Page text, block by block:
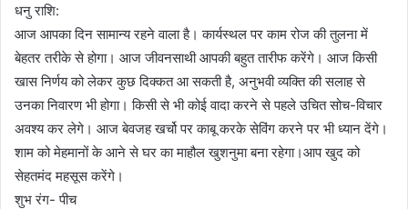
धनु राशि:
आज आपका दिन सामान्य रहने वाला है। कार्यस्थल पर काम रोज की तुलना में
बेहतर तरीके से होगा। आज जीवनसाथी आपकी बहुत तारीफ करेंगे। आज किसी
खास निर्णय को लेकर कुछ दिक्कत आ सकती है, अनुभवी व्यक्ति की सलाह से
उनका निवारण भी होगा। किसी से भी कोई वादा करने से पहले उचित सोच-विचार
अवश्य कर लेगे। आज बेवजह खर्चो पर काबू करके सेविंग करने पर भी ध्यान देंगे।
शाम को मेहमानों के आने से घर का माहौल खुशनुमा बना रहेगा।आप खुद को
सेहतमंद महसूस करेंगे।
शुभ रंग- पीच